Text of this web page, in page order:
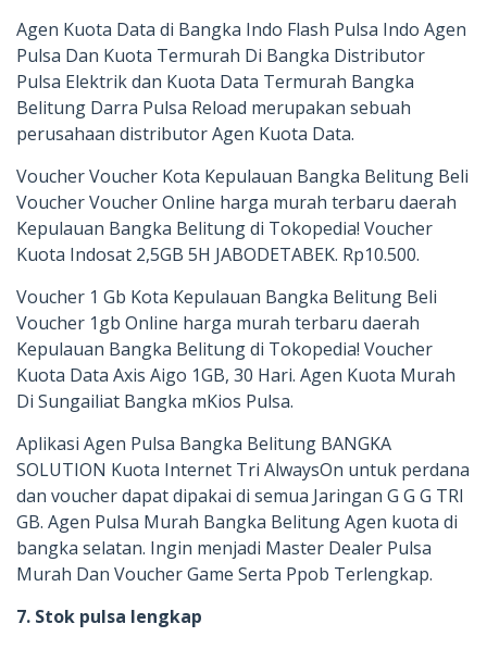
Agen Kuota Data di Bangka Indo Flash Pulsa Indo Agen
Pulsa Dan Kuota Termurah Di Bangka Distributor
Pulsa Elektrik dan Kuota Data Termurah Bangka
Belitung Darra Pulsa Reload merupakan sebuah
perusahaan distributor Agen Kuota Data.
Voucher Voucher Kota Kepulauan Bangka Belitung Beli
Voucher Voucher Online harga murah terbaru daerah
Kepulauan Bangka Belitung di Tokopedia! Voucher
Kuota Indosat 2,5GB 5H JABODETABEK. Rp10.500.
Voucher 1 Gb Kota Kepulauan Bangka Belitung Beli
Voucher 1gb Online harga murah terbaru daerah
Kepulauan Bangka Belitung di Tokopedia! Voucher
Kuota Data Axis Aigo 1GB, 30 Hari. Agen Kuota Murah
Di Sungailiat Bangka mKios Pulsa.
Aplikasi Agen Pulsa Bangka Belitung BANGKA
SOLUTION Kuota Internet Tri AlwaysOn untuk perdana
dan voucher dapat dipakai di semua Jaringan G G G TRI
GB. Agen Pulsa Murah Bangka Belitung Agen kuota di
bangka selatan. Ingin menjadi Master Dealer Pulsa
Murah Dan Voucher Game Serta Ppob Terlengkap.
7. Stok pulsa lengkap